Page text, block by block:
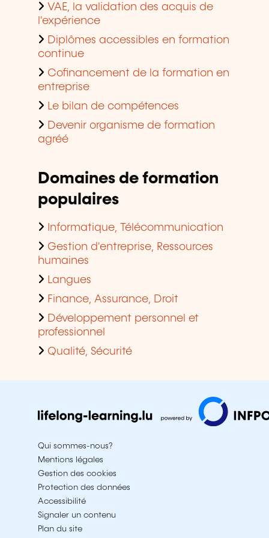
VAE, la validation des acquis de
l'expérience
Diplômes accessibles en formation
continue
Cofinancement de la formation en
entreprise
Le bilan de compétences
Devenir organisme de formation
agréé
Domaines de formation
populaires
Informatique, Télécommunication
Gestion d'entreprise, Ressources
humaines
Langues
Finance, Assurance, Droit
Développement personnel et
professionnel
Qualité, Sécurité
Qui sommes-nous?
Mentions légales
Gestion des cookies
Protection des données
Accessibilité
Signaler un contenu
Plan du site